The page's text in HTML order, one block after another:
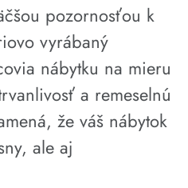
pozornosťou k
vyrábaný
nábytku na mieru
a remeselnú
že váš nábytok
ale aj